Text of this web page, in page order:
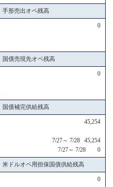
手形売出オペ残高
0
国債売現先オペ残高
0
国債補完供給残高
45,254
7/27～ 7/28 45,254
7/27～ 7/28 0
米ドルオペ用担保国債供給残高
0